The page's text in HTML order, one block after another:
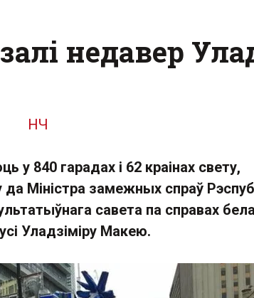
недавер
НЧ
у 840 гарадах і 62 краінах свету,
Міністра замежных спраў
савета па справах
Уладзіміру Макею.